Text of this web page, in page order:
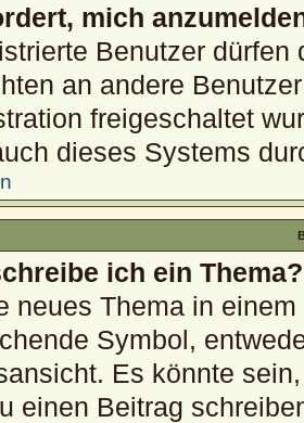
mich
Benutzer
an andere
freigeschaltet
dieses Systems
ich ein Thema?
neues Thema in
Symbol,
Es könnte
einen Beitrag